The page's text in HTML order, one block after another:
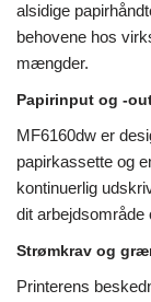
alsidige
behovene hos
mængder.
Papirinput og -
MF6160dw er
papirkassette og
kontinuerlig
dit arbejdsområde
Strømkrav og
Printerens